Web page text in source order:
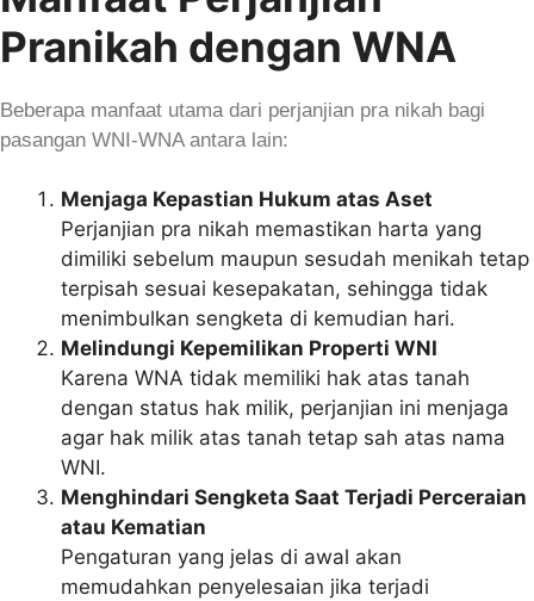
Pranikah dengan WNA
Beberapa manfaat utama dari perjanjian pra nikah bagi
pasangan WNI-WNA antara lain:
Menjaga Kepastian Hukum atas Aset
Perjanjian pra nikah memastikan harta yang
dimiliki sebelum maupun sesudah menikah tetap
terpisah sesuai kesepakatan, sehingga tidak
menimbulkan sengketa di kemudian hari.
Melindungi Kepemilikan Properti WNI
Karena WNA tidak memiliki hak atas tanah
dengan status hak milik, perjanjian ini menjaga
agar hak milik atas tanah tetap sah atas nama
WNI.
Menghindari Sengketa Saat Terjadi Perceraian
atau Kematian
Pengaturan yang jelas di awal akan
memudahkan penyelesaian jika terjadi